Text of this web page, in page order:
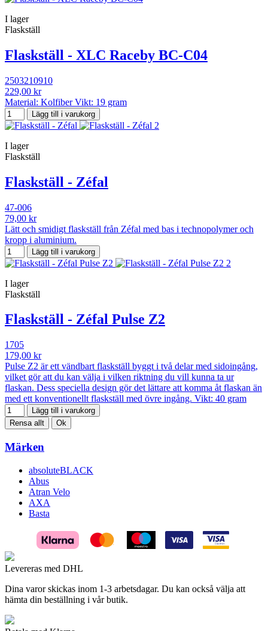
I lager
Flaskställ
Flaskställ - XLC Raceby BC-C04
2503210910
229,00 kr
Material: Kolfiber Vikt: 19 gram
Lägg till i varukorg
I lager
Flaskställ
Flaskställ - Zéfal
47-006
79,00 kr
Lätt och smidigt flaskställ från Zéfal med bas i technopolymer och
kropp i aluminium.
Lägg till i varukorg
I lager
Flaskställ
Flaskställ - Zéfal Pulse Z2
1705
179,00 kr
Pulse Z2 är ett vändbart flaskställ byggt i två delar med sidoingång,
vilket gör att du kan välja i vilken riktning du vill kunna ta ur
flaskan. Dess speciella design gör det lättare att komma åt flaskan än
med ett konventionellt flaskställ med övre ingång. Vikt: 40 gram
Lägg till i varukorg
Rensa allt
Ok
Märken
absoluteBLACK
Abus
Atran Velo
AXA
Basta
Levereras med DHL
Dina varor skickas inom 1-3 arbetsdagar. Du kan också välja att
hämta din beställning i vår butik.